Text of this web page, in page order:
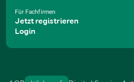
Für Fachfirmen
Jetzt registrieren
Login